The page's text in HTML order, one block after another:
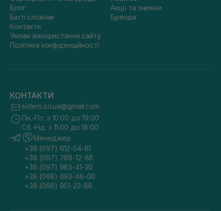
Блог
Бюті словник
Контакти
Умови використання сайту
Політика конфіденційності
Акції та знижки
Бренди
КОНТАКТИ
sisters.co.ua@gmail.com
Пн.-Пт. з 10:00 до 19:00
Сб.-Нд. з 11:00 до 18:00
Менеджер
+38 (097) 612-54-81
+38 (097) 788-12-88
+38 (097) 983-41-20
+38 (068) 693-46-00
+38 (068) 951-22-86